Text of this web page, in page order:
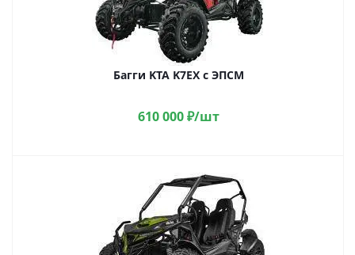
Багги KTA K7EX с ЭПСМ
610 000₽/шт